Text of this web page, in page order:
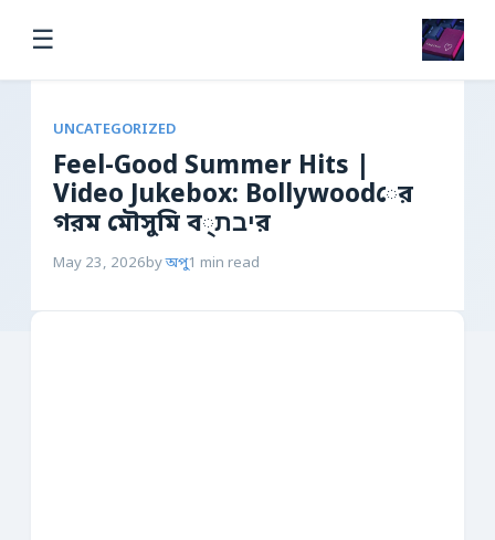
☰
UNCATEGORIZED
Feel-Good Summer Hits |
Video Jukebox: Bollywoodের
গরম মৌসুমি বיבת্র
May 23, 2026byঅপু1 min read